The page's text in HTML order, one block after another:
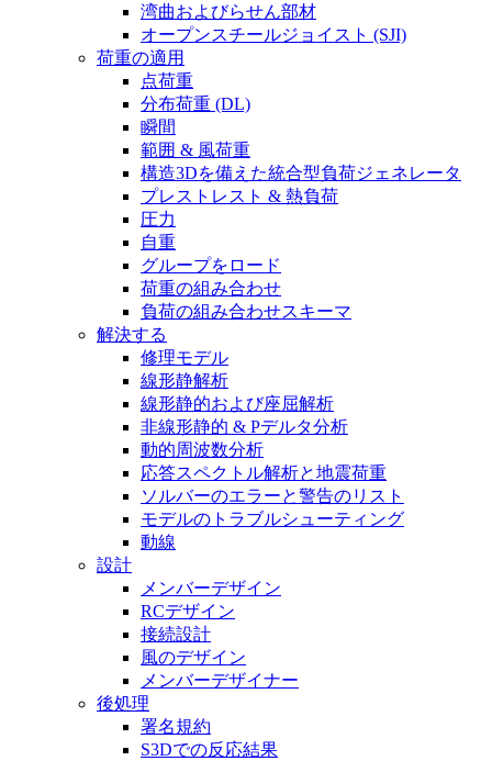
湾曲およびらせん部材
オープンスチールジョイスト (SJI)
荷重の適用
点荷重
分布荷重 (DL)
瞬間
範囲 & 風荷重
構造3Dを備えた統合型負荷ジェネレータ
プレストレスト & 熱負荷
圧力
自重
グループをロード
荷重の組み合わせ
負荷の組み合わせスキーマ
解決する
修理モデル
線形静解析
線形静的および座屈解析
非線形静的 & Pデルタ分析
動的周波数分析
応答スペクトル解析と地震荷重
ソルバーのエラーと警告のリスト
モデルのトラブルシューティング
動線
設計
メンバーデザイン
RCデザイン
接続設計
風のデザイン
メンバーデザイナー
後処理
署名規約
S3Dでの反応結果